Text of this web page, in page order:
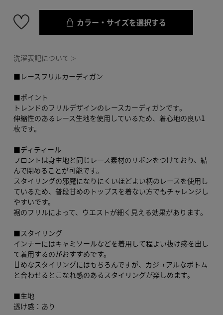
カラー・サイズを選択する
洗濯表記について ＞
■レースフリルカーディガン
■ポイント
トレンドのフリルデザインのレースカーディガンです。
伸縮性のあるレース生地を使用しているため、着心地の良い1
枚です。
■ディティール
フロントは身生地と同じレース素材のリボンをつけており、結
んで閉めることが可能です。
スタイリングの邪魔になりにくいほどよい柄のレースを使用し
ているため、普段甘めのトップスを着ない方でもチャレンジし
やすいです。
裾のフリルによって、ウエストが細く見える効果があります。
■スタイリング
インナーにはキャミソールなどを着用して程よい抜け感を出し
て着用するのがおすすめです。
甘めなスタイリングにはもちろんですが、カジュアルなボトム
と合わせるとこなれ感のあるスタイリングが楽しめます。
■生地
透け感：あり